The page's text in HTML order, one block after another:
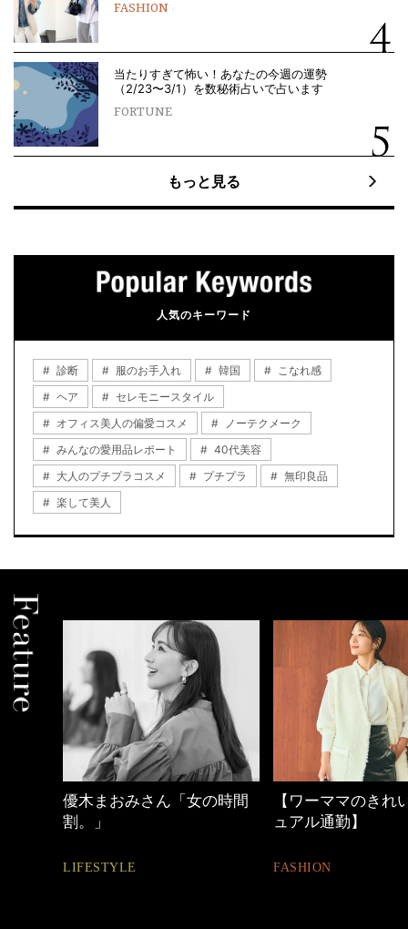
FASHION
当たりすぎて怖い！あなたの今週の運勢
（2/23〜3/1）を数秘術占いで占います
FORTUNE
もっと見る
人気のキーワード
診断 服のお手入れ 韓国
こなれ感
ヘア
セレモニースタイル
オフィス美人の偏愛コスメ
ノーテクメーク
みんなの愛用品レポート
40代美容
大人のプチプラコスメ
プチプラ
無印良品
楽して美人
優木まおみさん「女の時間
割。」
LIFESTYLE
【ワーママのきれ
ュアル通勤】
FASHION